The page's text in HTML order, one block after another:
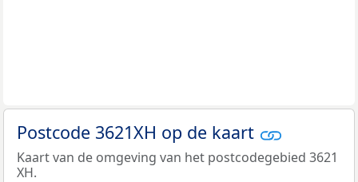
Postcode 3621XH op de kaart
Kaart van de omgeving van het postcodegebied 3621
XH.